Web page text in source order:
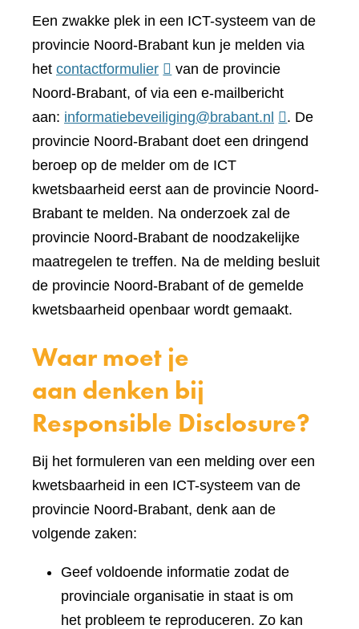
Een zwakke plek in een ICT-systeem van de
provincie Noord-Brabant kun je melden via
het contactformulier(verwijst
naar
een
andere
website)
van de provincie
Noord-Brabant, of via een e-mailbericht
aan: informatiebeveiliging@brabant.nl
. De
provincie Noord-Brabant doet een dringend
beroep op de melder om de ICT
kwetsbaarheid eerst aan de provincie Noord-
Brabant te melden. Na onderzoek zal de
provincie Noord-Brabant de noodzakelijke
maatregelen te treffen. Na de melding besluit
de provincie Noord-Brabant of de gemelde
kwetsbaarheid openbaar wordt gemaakt.
Waar moet je
aan denken bij
Responsible Disclosure?
Bij het formuleren van een melding over een
kwetsbaarheid in een ICT-systeem van de
provincie Noord-Brabant, denk aan de
volgende zaken:
Geef voldoende informatie zodat de
provinciale organisatie in staat is om
het probleem te reproduceren. Zo kan